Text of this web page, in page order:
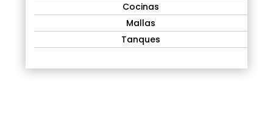
Cocinas
Mallas
Tanques